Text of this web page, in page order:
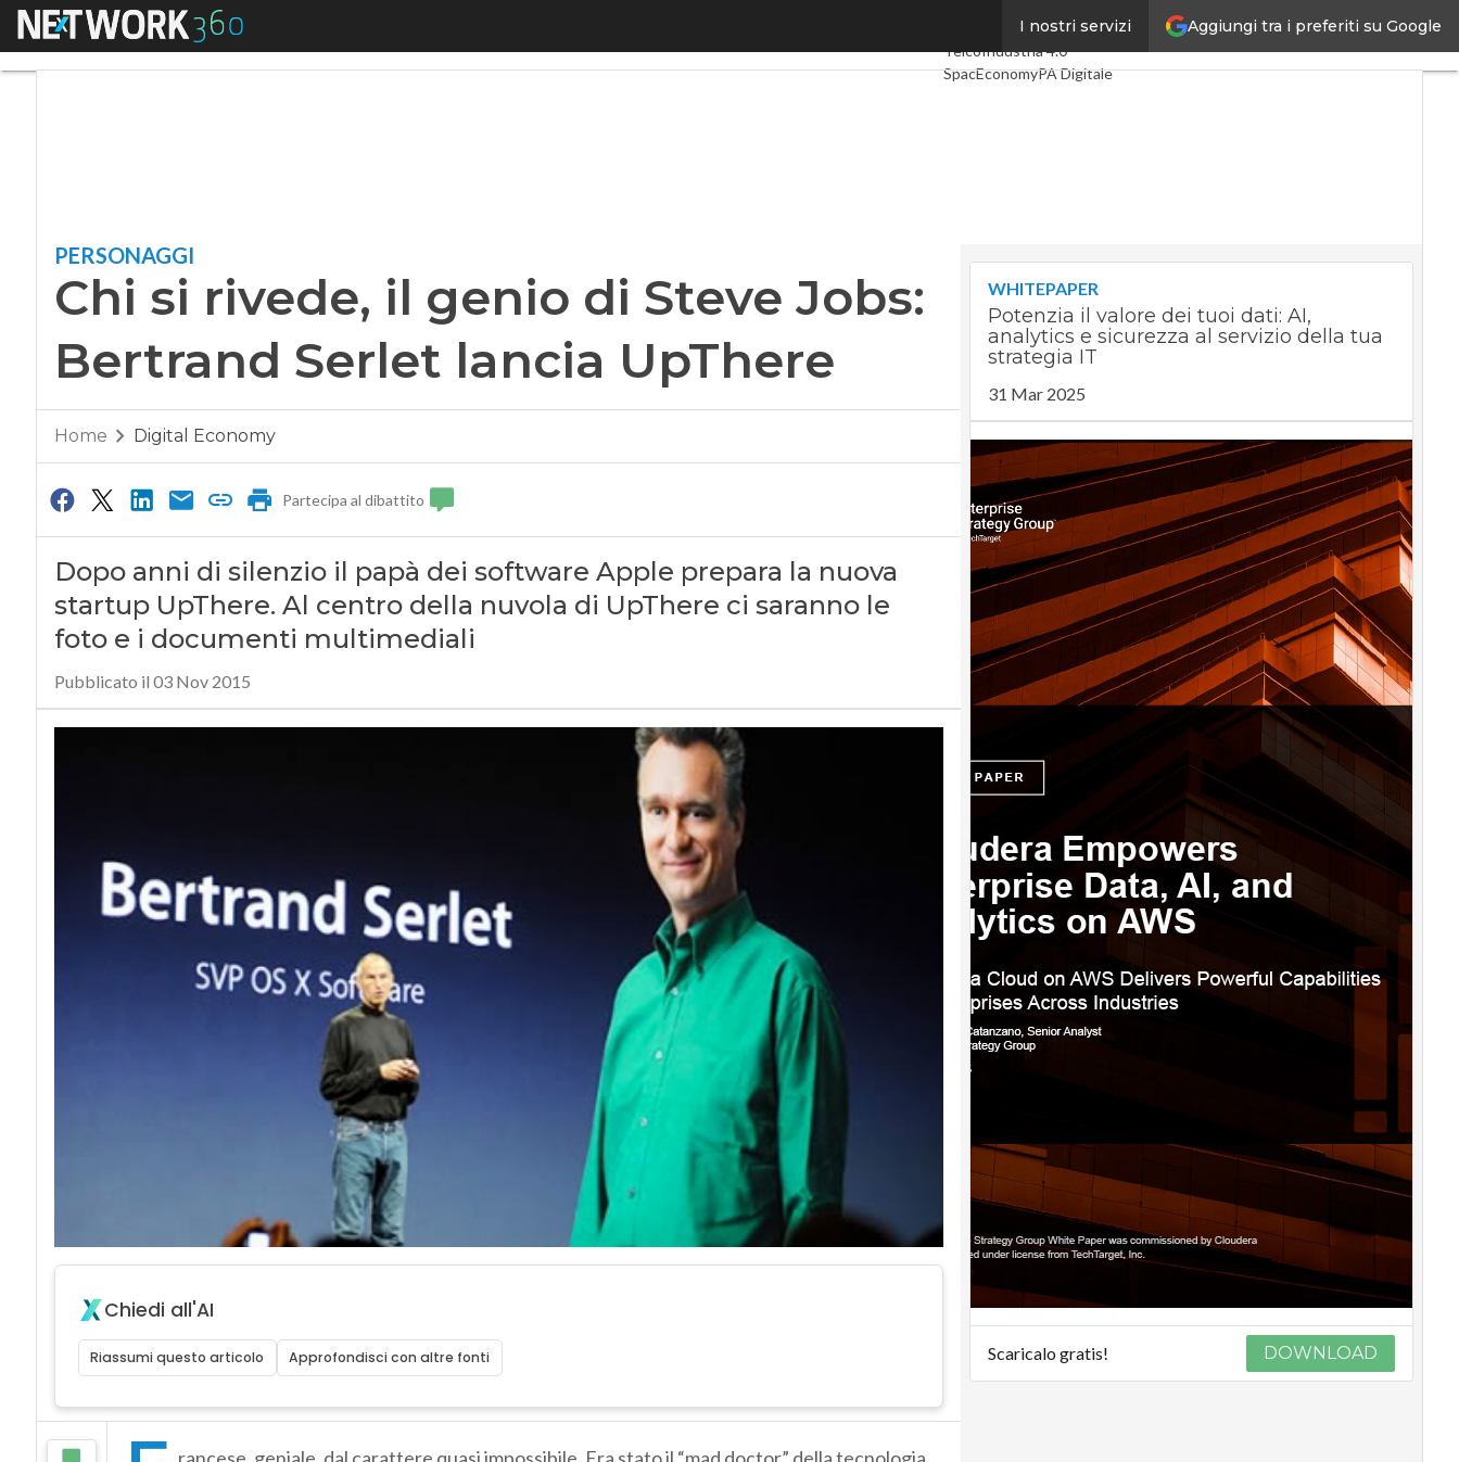
Aggiungi tra i preferiti su Google
I nostri servizi
Menu Ultimi articoliDigital Economy
TelcoIndustria 4.0
SpacEconomyPA Digitale
PERSONAGGI
Chi si rivede, il genio di Steve Jobs:
Bertrand Serlet lancia UpThere
Home Digital Economy
Partecipa al dibattito
Dopo anni di silenzio il papà dei software Apple prepara la nuova
startup UpThere. Al centro della nuvola di UpThere ci saranno le
foto e i documenti multimediali
Pubblicato il 03 Nov 2015
Chiedi all'AI
Riassumi questo articolo Approfondisci con altre fonti
WHITEPAPER
Potenzia il valore dei tuoi dati: AI,
analytics e sicurezza al servizio della tua
strategia IT
31 Mar 2025
Scaricalo gratis! DOWNLOAD